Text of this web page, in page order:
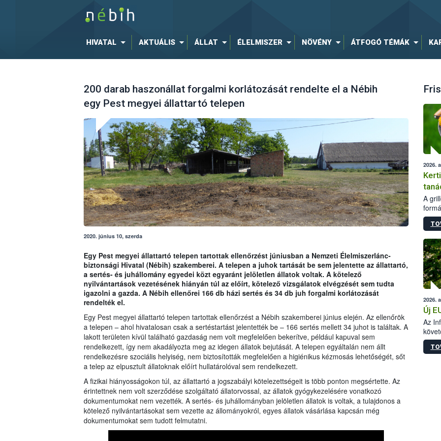
HIVATAL AKTUÁLIS ÁLLAT ÉLELMISZER NÖVÉNY ÁTFOGÓ TÉMÁK
200 darab haszonállat forgalmi korlátozását rendelte el a Nébih
egy Pest megyei állattartó telepen
2020. június 10, szerda
Egy Pest megyei állattartó telepen tartottak ellenőrzést júniusban a Nemzeti Élelmiszerlánc-
biztonsági Hivatal (Nébih) szakemberei. A telepen a juhok tartását be sem jelentette az állattartó,
a sertés- és juhállomány egyedei közt egyaránt jelöletlen állatok voltak. A kötelező
nyilvántartások vezetésének hiányán túl az előírt, kötelező vizsgálatok elvégzését sem tudta
igazolni a gazda. A Nébih ellenőrei 166 db házi sertés és 34 db juh forgalmi korlátozását
rendelték el.
Egy Pest megyei állattartó telepen tartottak ellenőrzést a Nébih szakemberei június elején. Az ellenőrök
a telepen – ahol hivatalosan csak a sertéstartást jelentették be – 166 sertés mellett 34 juhot is találtak. A
lakott területen kívül található gazdaság nem volt megfelelően bekerítve, például kapuval sem
rendelkezett, így nem akadályozta meg az idegen állatok bejutását. A telepen egyáltalán nem állt
rendelkezésre szociális helyiség, nem biztosították megfelelően a higiénikus kézmosás lehetőségét, sőt
a telep az elpusztult állatoknak előírt hullatárolóval sem rendelkezett.
A fizikai hiányosságokon túl, az állattartó a jogszabályi kötelezettségeit is több ponton megsértette. Az
érintettnek nem volt szerződése szolgáltató állatorvossal, az állatok gyógykezelésére vonatkozó
dokumentumokat nem vezették. A sertés- és juhállományban jelöletlen állatok is voltak, a tulajdonos a
kötelező nyilvántartásokat sem vezette az állományokról, egyes állatok vásárlása kapcsán még
dokumentumokat sem tudott felmutatni.
2026.
A
a
2026.
Új
Az